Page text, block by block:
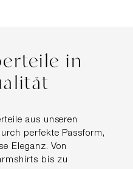
in
aus unseren
perfekte Passform,
Eleganz. Von
bis zu